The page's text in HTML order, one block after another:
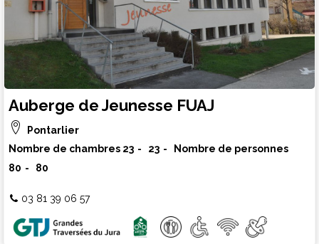
Auberge de Jeunesse FUAJ
Pontarlier
Nombre de chambres 23 23
Nombre de personnes
80
80
03 81 39 06 57